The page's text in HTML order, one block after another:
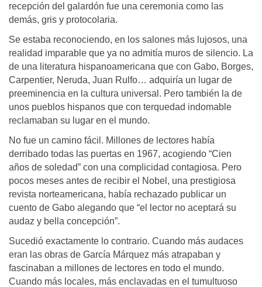
recepción del galardón fue una ceremonia como las
demás, gris y protocolaria.
Se estaba reconociendo, en los salones más lujosos, una
realidad imparable que ya no admitía muros de silencio. La
de una literatura hispanoamericana que con Gabo, Borges,
Carpentier, Neruda, Juan Rulfo… adquiría un lugar de
preeminencia en la cultura universal. Pero también la de
unos pueblos hispanos que con terquedad indomable
reclamaban su lugar en el mundo.
No fue un camino fácil. Millones de lectores había
derribado todas las puertas en 1967, acogiendo “Cien
años de soledad” con una complicidad contagiosa. Pero
pocos meses antes de recibir el Nobel, una prestigiosa
revista norteamericana, había rechazado publicar un
cuento de Gabo alegando que “el lector no aceptará su
audaz y bella concepción”.
Sucedió exactamente lo contrario. Cuando más audaces
eran las obras de García Márquez más atrapaban y
fascinaban a millones de lectores en todo el mundo.
Cuando más locales, más enclavadas en el tumultuoso